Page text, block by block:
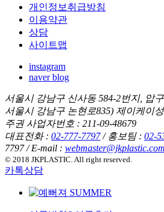
개인정보취급방침
이용약관
상담
사이트맵
instagram
naver blog
서울시 강남구 신사동 584-2번지, 압
서울시 강남구 논현로835) 제이케이
주권 사업자번호 : 211-09-48679
대표전화 : 02-777-7797/ 홍보팀 : 02-
7797 / E-mail : webmaster@jkplastic.com
© 2018 JKPLASTIC. All right reserved.
카톡상담